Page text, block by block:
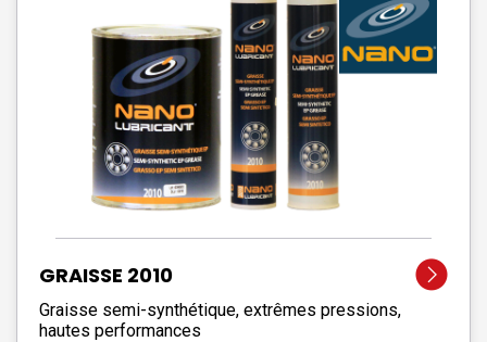
GRAISSE 2010
Graisse semi-synthétique, extrêmes pressions,
hautes performances